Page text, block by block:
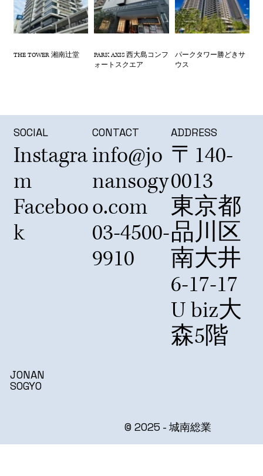
THE TOWER 湘南辻堂
PARK AXIS 西大島コンフ
ォートスクエア
パークタワー勝どきサ
ウス
SOCIAL
Instagra
m
Faceboo
k
CONTACT
info@jo
nansogy
o.com
03-4500-
9910
ADDRESS
〒140-
0013
東京都
品川区
南大井
6-17-17
U biz大
森5階
JONAN
SOGYO
© 2025 - 城南総業